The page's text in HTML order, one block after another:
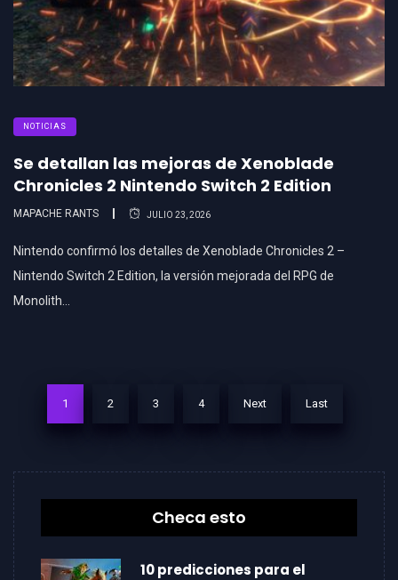
NOTICIAS
Se detallan las mejoras de Xenoblade
Chronicles 2 Nintendo Switch 2 Edition
MAPACHE RANTS JULIO 23, 2026
Nintendo confirmó los detalles de Xenoblade Chronicles 2 –
Nintendo Switch 2 Edition, la versión mejorada del RPG de
Monolith…
1 2 3 4 Next Last
Checa esto
10 predicciones para el